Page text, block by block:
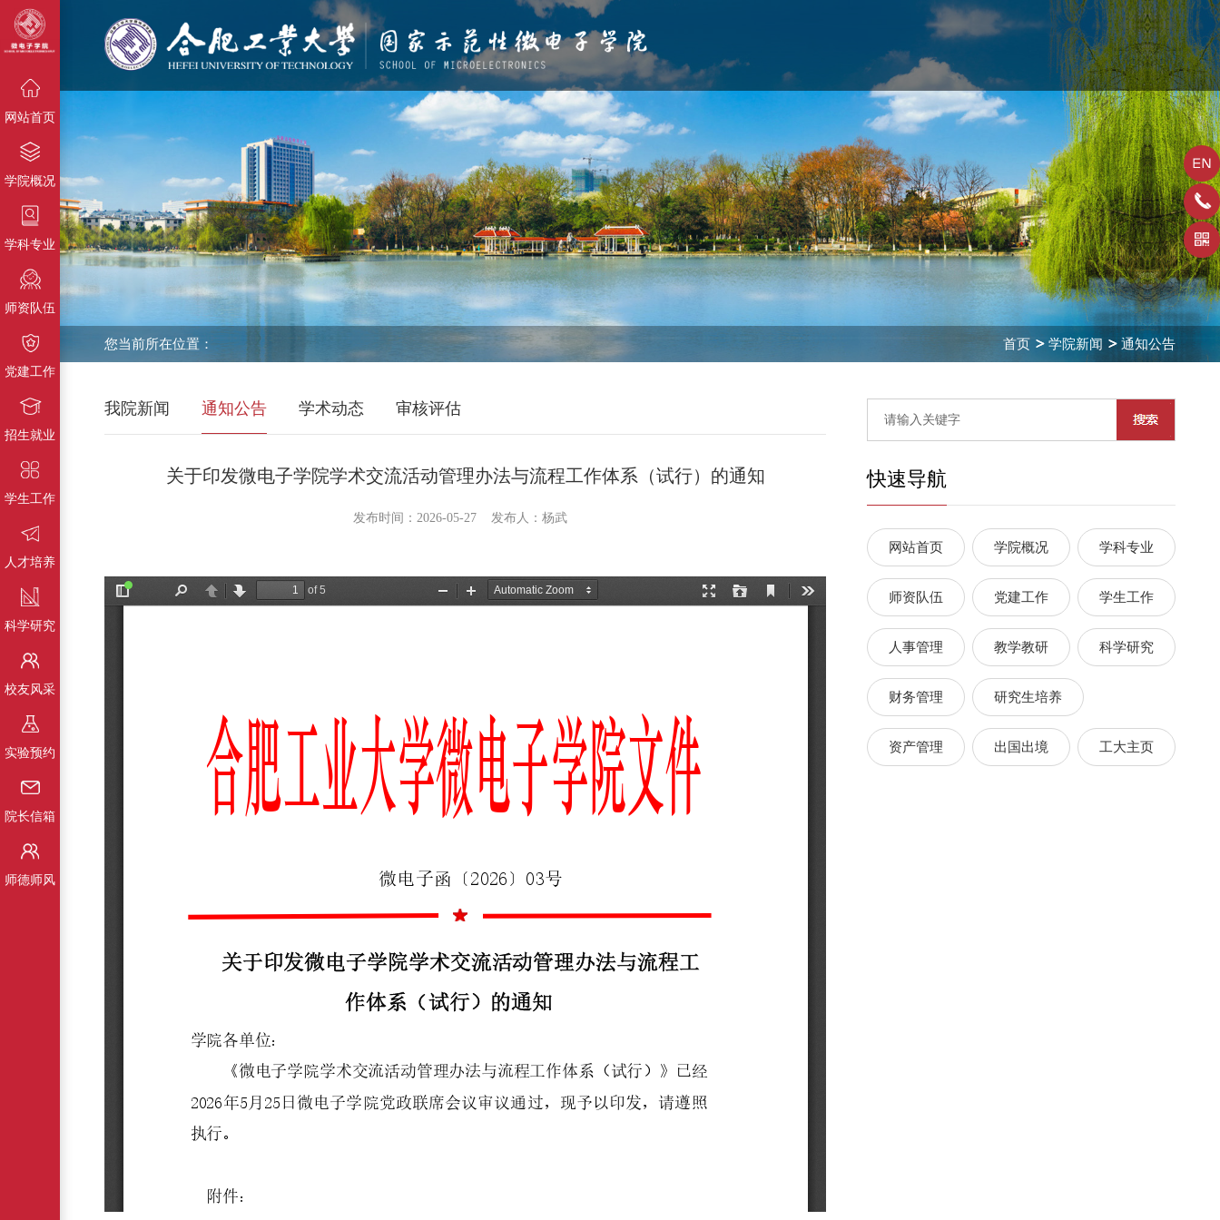
{栏目名称}
{栏目名称}
{栏目名称}
网站首页
学院概况
学科专业
师资队伍
党建工作
招生就业
学生工作
人才培养
科学研究
校友风采
实验预约
院长信箱
师德师风
您当前所在位置： 首页 学院新闻 通知公告
我院新闻 通知公告 学术动态 审核评估
关于印发微电子学院学术交流活动管理办法与流程工作体系（试行）的通知
发布时间：2026-05-27 发布人：杨武
快速导航
网站首页 学院概况 学科专业
师资队伍 党建工作 学生工作
人事管理 教学教研 科学研究
财务管理 研究生培养
资产管理 出国出境 工大主页